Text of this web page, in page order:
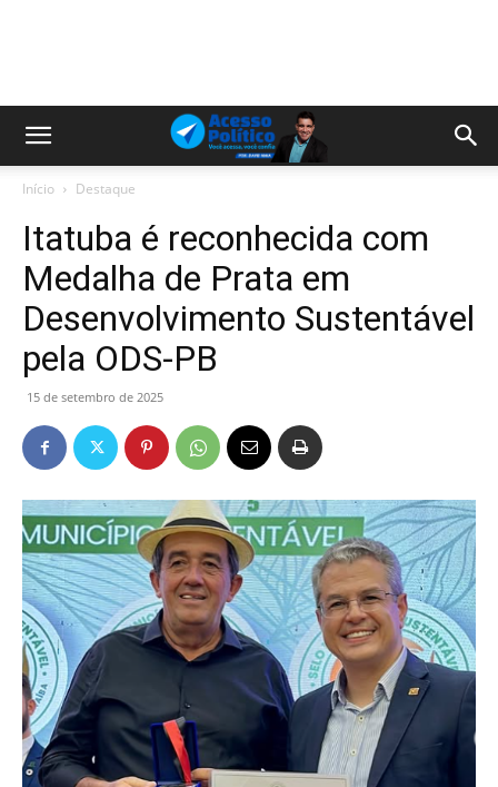
Início Destaque
Itatuba é reconhecida com
Medalha de Prata em
Desenvolvimento Sustentável
pela ODS-PB
15 de setembro de 2025